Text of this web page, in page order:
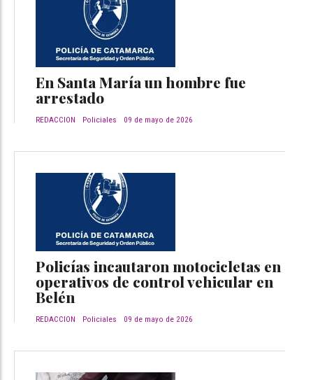
En Santa María un hombre fue
arrestado
REDACCION Policiales 09 de mayo de 2026
Policías incautaron motocicletas en
operativos de control vehicular en
Belén
REDACCION Policiales 09 de mayo de 2026